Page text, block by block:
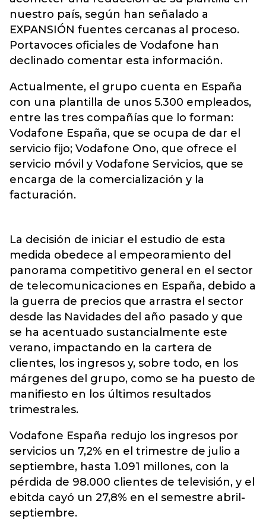
nuestro país, según han señalado a
EXPANSIÓN fuentes cercanas al proceso.
Portavoces oficiales de Vodafone han
declinado comentar esta información.
Actualmente, el grupo cuenta en España
con una plantilla de unos 5.300 empleados,
entre las tres compañías que lo forman:
Vodafone España, que se ocupa de dar el
servicio fijo; Vodafone Ono, que ofrece el
servicio móvil y Vodafone Servicios, que se
encarga de la comercialización y la
facturación.
La decisión de iniciar el estudio de esta
medida obedece al empeoramiento del
panorama competitivo general en el sector
de telecomunicaciones en España, debido a
la guerra de precios que arrastra el sector
desde las Navidades del año pasado y que
se ha acentuado sustancialmente este
verano, impactando en la cartera de
clientes, los ingresos y, sobre todo, en los
márgenes del grupo, como se ha puesto de
manifiesto en los últimos resultados
trimestrales.
Vodafone España redujo los ingresos por
servicios un 7,2% en el trimestre de julio a
septiembre, hasta 1.091 millones, con la
pérdida de 98.000 clientes de televisión, y el
ebitda cayó un 27,8% en el semestre abril-
septiembre.